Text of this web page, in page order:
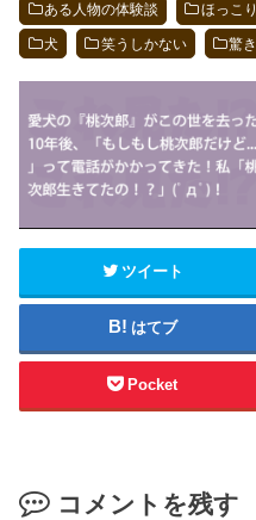
ある人物の体験談 ほっこり
犬 笑うしかない 驚き
ツイート
はてブ
Pocket
コメントを残す